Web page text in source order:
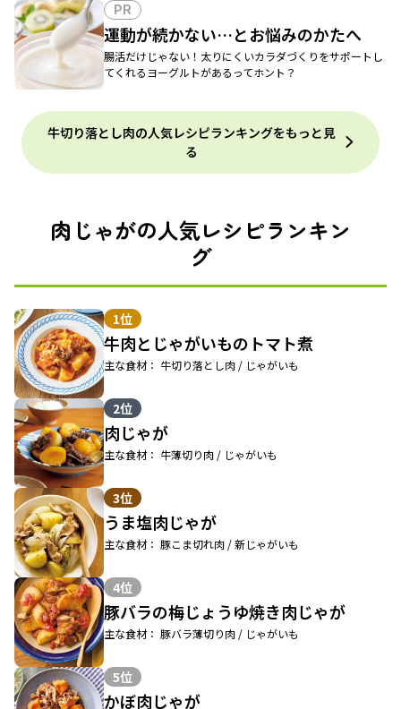
PR
運動が続かない…とお悩みのかたへ
腸活だけじゃない！太りにくいカラダづくりをサポートし
てくれるヨーグルトがあるってホント？
牛切り落とし肉の人気レシピランキングをもっと見
る
肉じゃがの人気レシピランキン
グ
1位
牛肉とじゃがいものトマト煮
主な食材： 牛切り落とし肉 / じゃがいも
2位
肉じゃが
主な食材： 牛薄切り肉 / じゃがいも
3位
うま塩肉じゃが
主な食材： 豚こま切れ肉 / 新じゃがいも
4位
豚バラの梅じょうゆ焼き肉じゃが
主な食材： 豚バラ薄切り肉 / じゃがいも
5位
かぼ肉じゃが